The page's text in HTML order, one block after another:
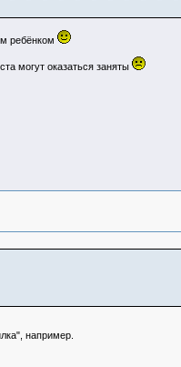
ребёнком
могут оказаться заняты
например.